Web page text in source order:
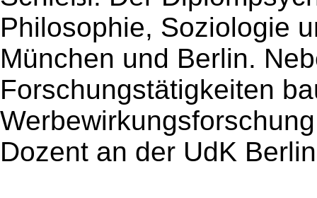
Philosophie, Soziologie
München und Berlin.
Forschungstätigkeiten
Dozent an der UdK